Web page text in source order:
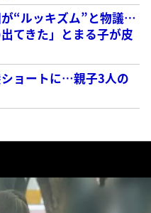
が“ルッキズム”と物議…
てきた」とまる子が皮
ョートに…親子3人の